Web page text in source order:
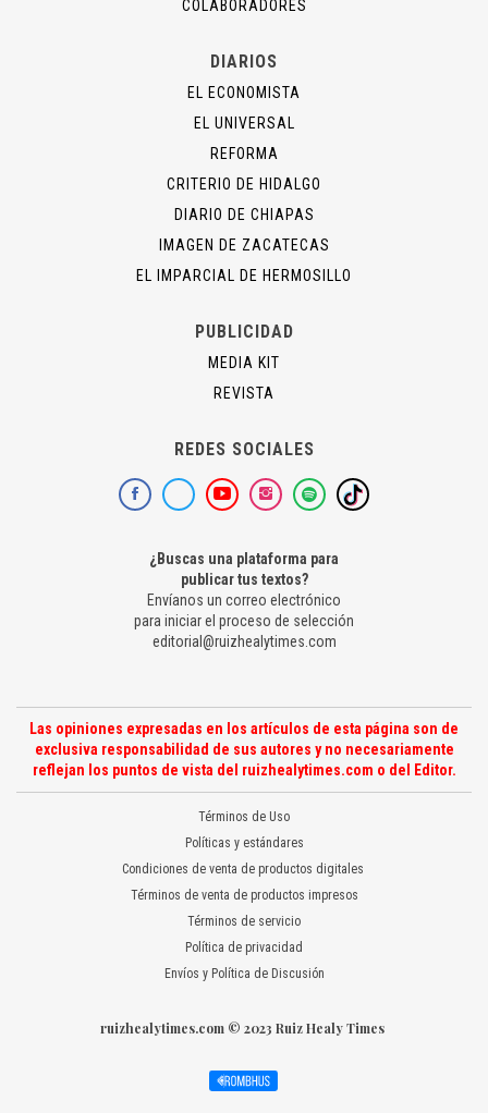
COLABORADORES
DIARIOS
EL ECONOMISTA
EL UNIVERSAL
REFORMA
CRITERIO DE HIDALGO
DIARIO DE CHIAPAS
IMAGEN DE ZACATECAS
EL IMPARCIAL DE HERMOSILLO
PUBLICIDAD
MEDIA KIT
REVISTA
REDES SOCIALES
¿Buscas una plataforma para
publicar tus textos?
Envíanos un correo electrónico
para iniciar el proceso de selección
editorial@ruizhealytimes.com
Las opiniones expresadas en los artículos de esta página son de
exclusiva responsabilidad de sus autores y no necesariamente
reflejan los puntos de vista del ruizhealytimes.com o del Editor.
Términos de Uso
Políticas y estándares
Condiciones de venta de productos digitales
Términos de venta de productos impresos
Términos de servicio
Política de privacidad
Envíos y Política de Discusión
ruizhealytimes.com © 2023 Ruiz Healy Times